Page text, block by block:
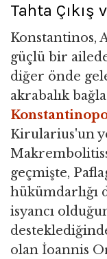
Tahta Çıkış
Konstantinos,
güçlü bir
diğer önde
akrabalık
Kirularius'un
geçmişte,
hükümdarlığı
isyancı
olan İoannis